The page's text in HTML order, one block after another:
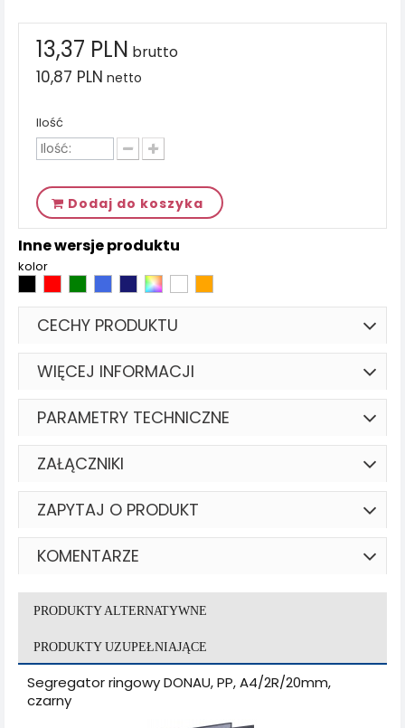
13,37 PLN brutto
10,87 PLN netto
Ilość
Dodaj do koszyka
Inne wersje produktu
kolor
CECHY PRODUKTU
WIĘCEJ INFORMACJI
PARAMETRY TECHNICZNE
ZAŁĄCZNIKI
ZAPYTAJ O PRODUKT
KOMENTARZE
PRODUKTY ALTERNATYWNE
PRODUKTY UZUPEŁNIAJĄCE
Segregator ringowy DONAU, PP, A4/2R/20mm,
czarny